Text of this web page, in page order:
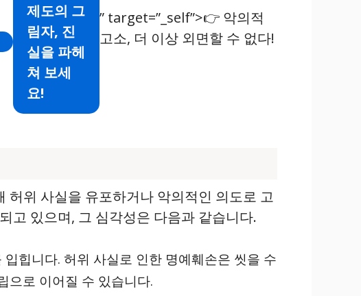
제도의 그
림자, 진
실을 파헤
쳐 보세
요!
” target=”_self”>👉 악의적
고소, 더 이상 외면할 수 없다!
허위 사실을 유포하거나 악의적인 의도로 고
고 있으며, 그 심각성은 다음과 같습니다.
힙니다. 허위 사실로 인한 명예훼손은 씻을 수
으로 이어질 수 있습니다.